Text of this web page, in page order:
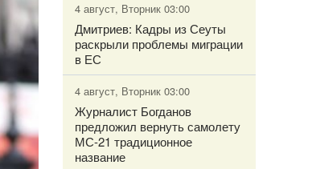
4 август, Вторник 03:00
Дмитриев: Кадры из Сеуты
раскрыли проблемы миграции
в ЕС
4 август, Вторник 03:00
Журналист Богданов
предложил вернуть самолету
МС-21 традиционное
название